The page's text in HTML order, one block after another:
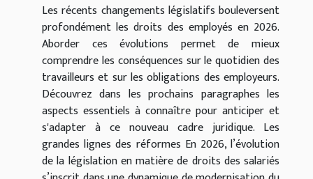
Les récents changements législatifs bouleversent
profondément les droits des employés en 2026.
Aborder ces évolutions permet de mieux
comprendre les conséquences sur le quotidien des
travailleurs et sur les obligations des employeurs.
Découvrez dans les prochains paragraphes les
aspects essentiels à connaître pour anticiper et
s'adapter à ce nouveau cadre juridique. Les
grandes lignes des réformes En 2026, l’évolution
de la législation en matière de droits des salariés